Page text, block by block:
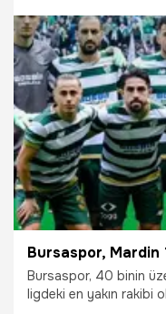
4.04.2026 Bursa
Bursaspor, 40 binin
ligdeki en yakın rakibi